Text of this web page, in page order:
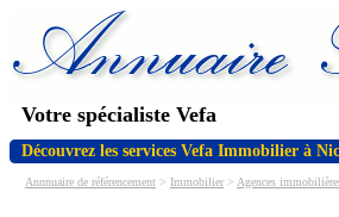
Votre spécialiste Vefa
Découvrez les services Vefa Immobilier à
Annnuaire de référencement > Immobilier > Agences